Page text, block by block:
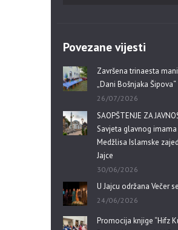
Povezane vijesti
Završena trinaesta
„Dani Bošnjaka Šipova“
26/07/2026
SAOPŠTENJE ZA
Savjeta glavnog imama
Medžlisa Islamske
Jajce
30/06/2026
U Jajcu održana Večer
24/06/2026
Promocija knjige “Hifz